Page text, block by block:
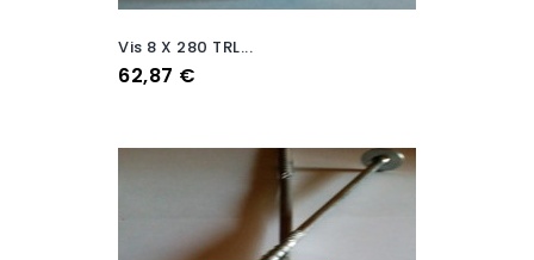
Vis 8 X 280 TRL...
Prix
62,87 €